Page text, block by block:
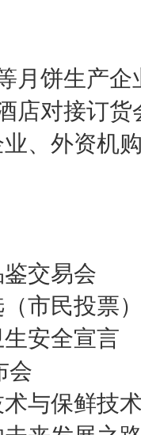
月饼生产企
店对接订
、外资机
交易会
市民投票
安全宣言
会
与保鲜技